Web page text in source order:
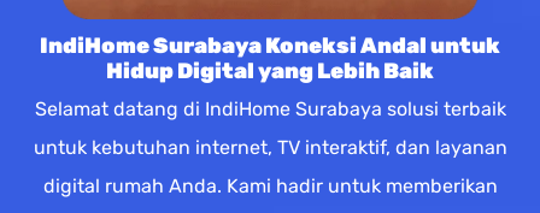
IndiHome Surabaya Koneksi Andal untuk
Hidup Digital yang Lebih Baik
Selamat datang di IndiHome Surabaya solusi terbaik
untuk kebutuhan internet, TV interaktif, dan layanan
digital rumah Anda. Kami hadir untuk memberikan